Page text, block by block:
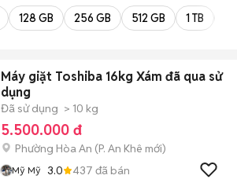
128 GB 256 GB 512 GB 1 TB
Máy giặt Toshiba 16kg Xám đã qua sử
dụng
Đã sử dụng > 10 kg
5.500.000 đ
Phường Hòa An (P. An Khê mới)
Mỹ Mỹ 3.0 437 đã bán